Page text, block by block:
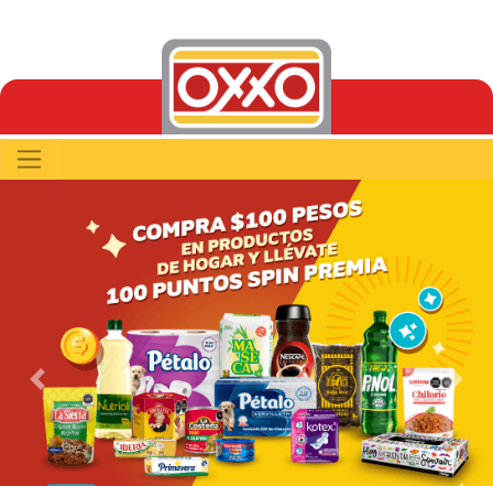
Previous Next